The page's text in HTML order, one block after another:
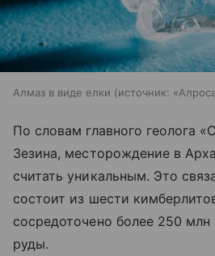
Алмаз в виде елки источник:
По словам главного геолога
Зезина, месторождение в
считать уникальным. Это
состоит из шести
сосредоточено более 250
руды.